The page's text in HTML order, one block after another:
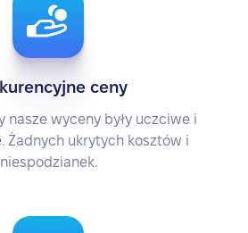
ceny
nasze wyceny były uczciwe i
Żadnych ukrytych kosztów i
niespodzianek.